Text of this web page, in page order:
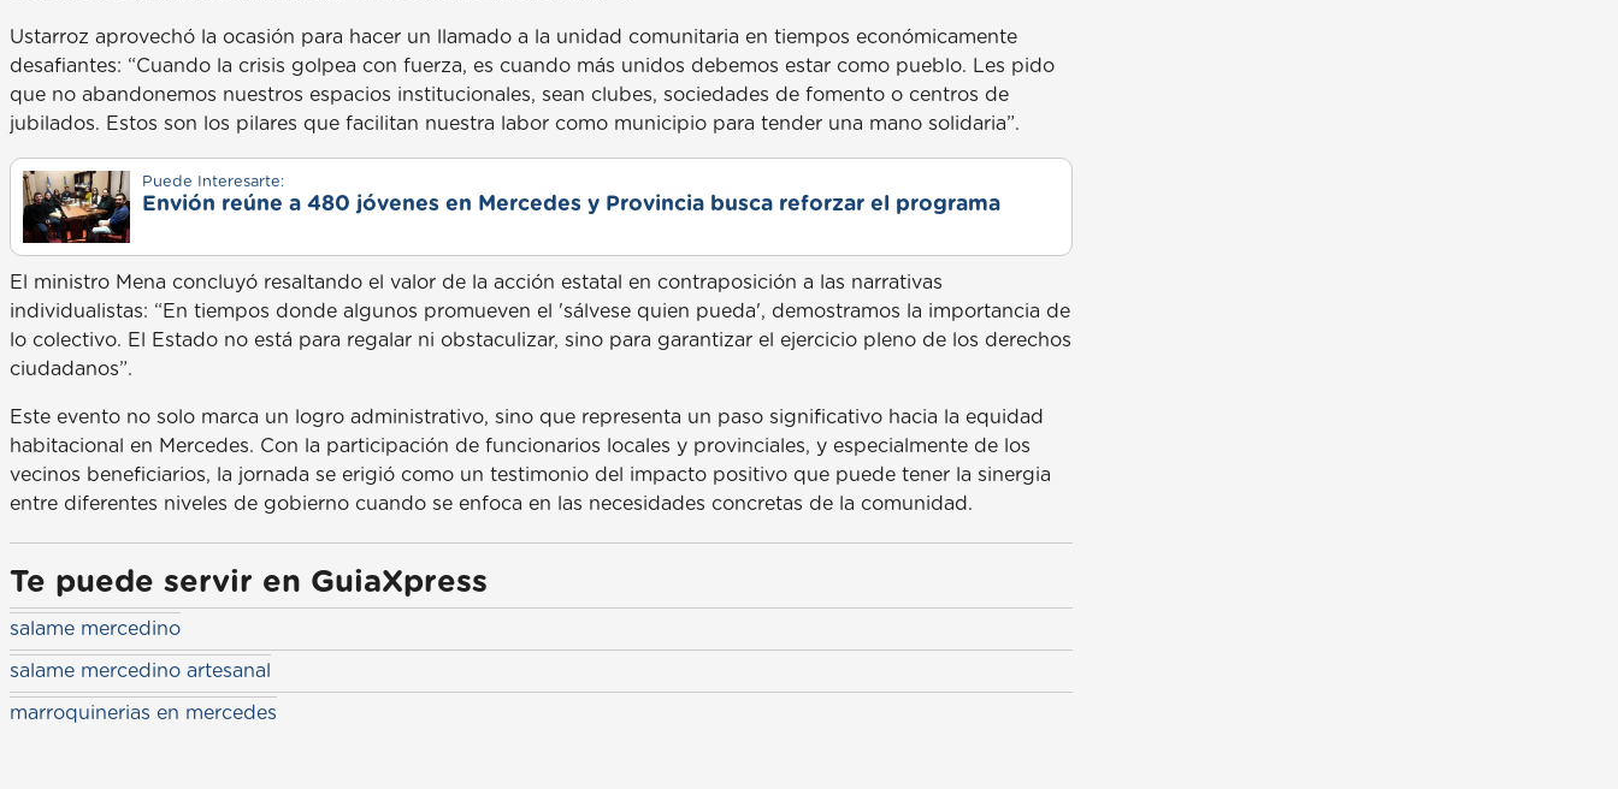
Ustarroz aprovechó la ocasión para hacer un llamado a la unidad comunitaria en tiempos económicamente
desafiantes: “Cuando la crisis golpea con fuerza, es cuando más unidos debemos estar como pueblo. Les pido
que no abandonemos nuestros espacios institucionales, sean clubes, sociedades de fomento o centros de
jubilados. Estos son los pilares que facilitan nuestra labor como municipio para tender una mano solidaria”.
Puede Interesarte:
Envión reúne a 480 jóvenes en Mercedes y Provincia busca reforzar el programa
El ministro Mena concluyó resaltando el valor de la acción estatal en contraposición a las narrativas
individualistas: “En tiempos donde algunos promueven el 'sálvese quien pueda', demostramos la importancia de
lo colectivo. El Estado no está para regalar ni obstaculizar, sino para garantizar el ejercicio pleno de los derechos
ciudadanos”.
Este evento no solo marca un logro administrativo, sino que representa un paso significativo hacia la equidad
habitacional en Mercedes. Con la participación de funcionarios locales y provinciales, y especialmente de los
vecinos beneficiarios, la jornada se erigió como un testimonio del impacto positivo que puede tener la sinergia
entre diferentes niveles de gobierno cuando se enfoca en las necesidades concretas de la comunidad.
Te puede servir en GuiaXpress
salame mercedino
salame mercedino artesanal
marroquinerias en mercedes